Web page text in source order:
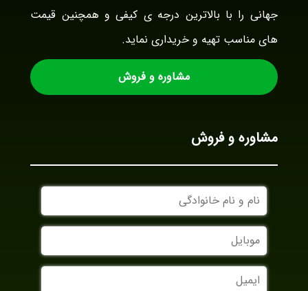
جهانی را با بالاترین درجه ی کیفی و همچنین قیمت
های مناسب تهیه و خریداری نماید.
مشاوره و فروش
مشاوره و فروش
نام
و
نام
خانوادگی
موبایل
ایمیل